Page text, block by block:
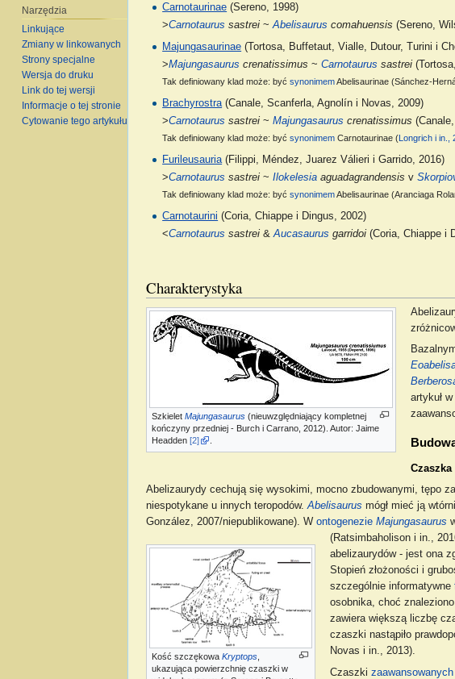
Carnotaurinae (Sereno, 1998)
>Carnotaurus sastrei ~Abelisaurus comahuensis (Sereno,
Majungasaurinae (Tortosa, Buffetaut, Vialle, Dutour, Turini i
>Majungasaurus crenatissimus ~Carnotaurus sastrei
Tak definiowany klad może: byćsynonimemAbelisaurinae (Sánchez-
Brachyrostra (Canale, Scanferla, Agnolín i Novas, 2009)
>Carnotaurus sastrei ~Majungasaurus crenatissimus
Tak definiowany klad może: byćsynonimem Carnotaurinae ( Longrich i in.,
Furileusauria (Filippi, Méndez, Juarez Válieri i Garrido, 2016)
>Carnotaurus sastrei ~Ilokelesia aguadagrandensis v
Tak definiowany klad może: byćsynonimemAbelisaurinae (Aranciaga
Carnotaurini (Coria, Chiappe i Dingus, 2002)
<Carnotaurus sastrei &Aucasaurus garridoi (Coria, Chiappe i
Charakterystyka
Szkielet Majungasaurus(nieuwzględniający kompletnej
kończyny przedniej - Burch i Carrano, 2012). Autor: Jaime
Headden [2] .
Kość szczękowa Kryptops,
ukazująca powierzchnię czaszki w
artykuł
Czaszka
Abelizaurydy cechują się wysokimi, mocno zbudowanymi, tępo
niespotykane u innych teropodów.Abelisaurus mógł mieć ją
González, 2007/niepublikowane). W ontogenezie Majungasaurus
(Ratsimbaholison i in.,
abelizaurydów - jest ona
Stopień złożoności i
szczególnie informatywne
osobnika, choć
zawiera większą liczbę
czaszki nastąpiło
Novas i in., 2013).
Czaszki zaawansowanych
Narzędzia
Linkujące
Zmiany w linkowanych
Strony specjalne
Wersja do druku
Link do tej wersji
Informacje o tej stronie
Cytowanie tego artykułu